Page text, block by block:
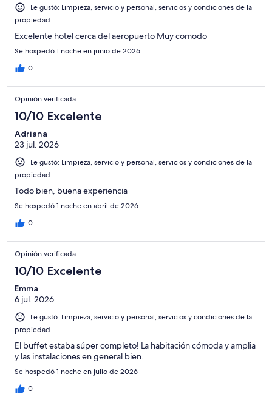
Le gustó: Limpieza, servicio y personal, servicios y condiciones de la
propiedad
Excelente hotel cerca del aeropuerto Muy comodo
Se hospedó 1 noche en junio de 2026
0
Opinión verificada
10/10 Excelente
Adriana
23 jul. 2026
Le gustó: Limpieza, servicio y personal, servicios y condiciones de la
propiedad
Todo bien, buena experiencia
Se hospedó 1 noche en abril de 2026
0
Opinión verificada
10/10 Excelente
Emma
6 jul. 2026
Le gustó: Limpieza, servicio y personal, servicios y condiciones de la
propiedad
El buffet estaba súper completo! La habitación cómoda y amplia
y las instalaciones en general bien.
Se hospedó 1 noche en julio de 2026
0